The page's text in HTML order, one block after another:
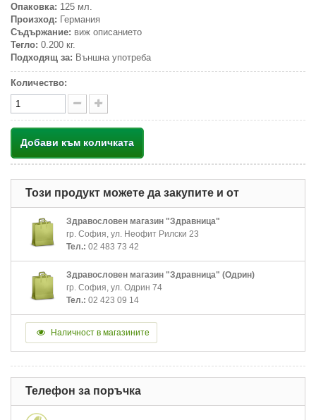
Опаковка: 125 мл.
Произход: Германия
Съдържание: виж описанието
Тегло: 0.200 кг.
Подходящ за: Външна употреба
Количество:
Добави към количката
Този продукт можете да закупите и от
Здравословен магазин "Здравница"
гр. София, ул. Неофит Рилски 23
Тел.: 02 483 73 42
Здравословен магазин "Здравница" (Одрин)
гр. София, ул. Одрин 74
Тел.: 02 423 09 14
Наличност в магазините
Телефон за поръчка